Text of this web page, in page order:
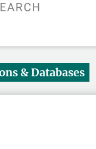
& Databases